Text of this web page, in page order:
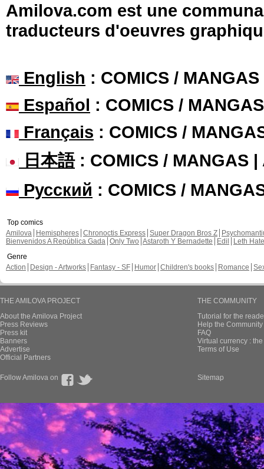
Amilova.com est une
traducteurs d'oeuvres
English : COMICS /
Español : COMICS /
Français : COMICS /
日本語: COMICS / MANGAS |
Русский : COMICS /
Top comics
Amilova
Hemispheres Chronoctis Express Super Dragon Bros Z
Bienvenidos A República Gada Only Two Astaroth Y Bernadette Edil
Leth Hate
Genre
Action
Design - Artworks Fantasy - SF Humor Children's books Romance
THE AMILOVA PROJECT
About the Amilova Project
Press Reviews
Press kit
Banners
Advertise
Official Partners
THE COMMUNITY
Tutorial for the
Help the
FAQ
Virtual currency :
Terms of Use
Follow Amilova on Sitemap